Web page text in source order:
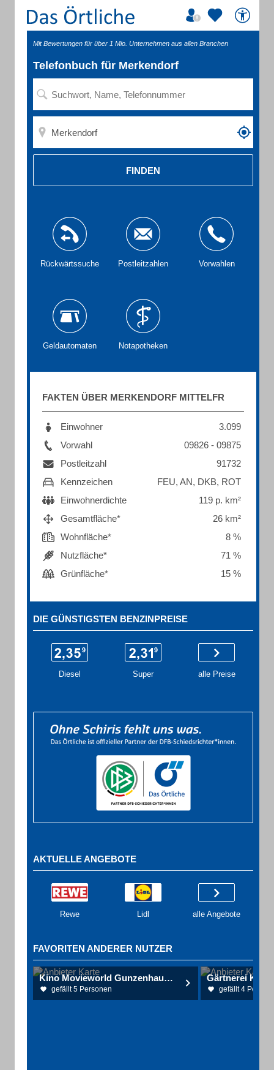
Mit Bewertungen für über 1 Mio. Unternehmen aus allen Branchen
Telefonbuch für Merkendorf
FINDEN
Rückwärtssuche Postleitzahlen Vorwahlen
Geldautomaten Notapotheken
FAKTEN ÜBER MERKENDORF MITTELFR
Einwohner
3.099
Vorwahl
09826 - 09875
Postleitzahl
91732
Kennzeichen
FEU, AN, DKB, ROT
Einwohnerdichte
119 p. km²
Gesamtfläche*
26 km²
Wohnfläche*
8 %
Nutzfläche*
71 %
Grünfläche*
15 %
DIE GÜNSTIGSTEN BENZINPREISE
Diesel Super alle Preise
AKTUELLE ANGEBOTE
Rewe Lidl alle Angebote
FAVORITEN ANDERER NUTZER
Kino Movieworld Gunzenhausen
gefällt 5 Personen gefällt 4